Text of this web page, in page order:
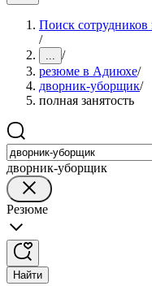
Поиск
/
... /
резюме в Адиюхе/
дворник-уборщик/
полная занятость
дворник-уборщик
Резюме
Найти